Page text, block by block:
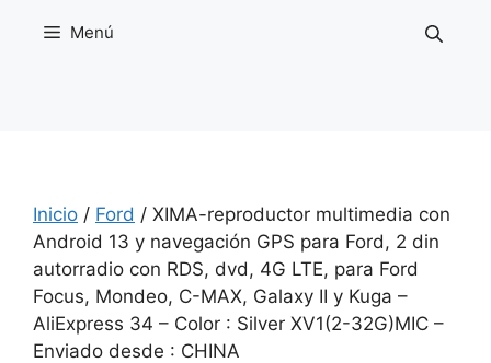
Menú
Inicio / Ford / XIMA-reproductor multimedia con
Android 13 y navegación GPS para Ford, 2 din
autorradio con RDS, dvd, 4G LTE, para Ford
Focus, Mondeo, C-MAX, Galaxy II y Kuga –
AliExpress 34 – Color : Silver XV1(2-32G)MIC –
Enviado desde : CHINA